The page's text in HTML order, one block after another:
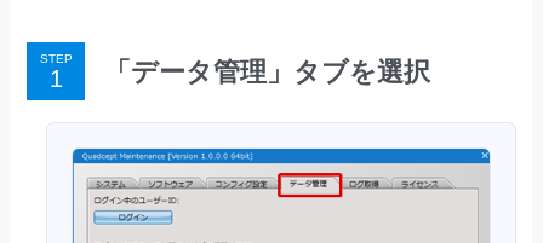
STEP 「データ管理」タブを選択